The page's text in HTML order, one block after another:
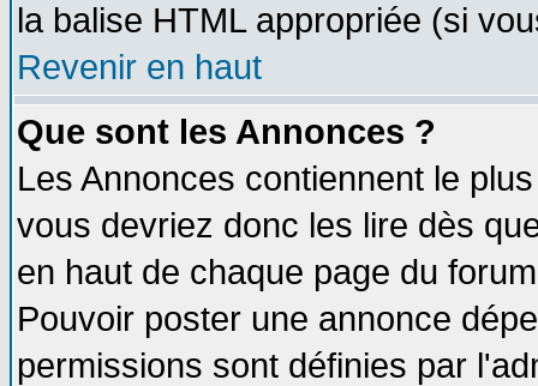
la balise HTML appropriée (si
Revenir en haut
Que sont les Annonces ?
Les Annonces contiennent le
vous devriez donc les lire dès
en haut de chaque page du
Pouvoir poster une annonce
permissions sont définies par